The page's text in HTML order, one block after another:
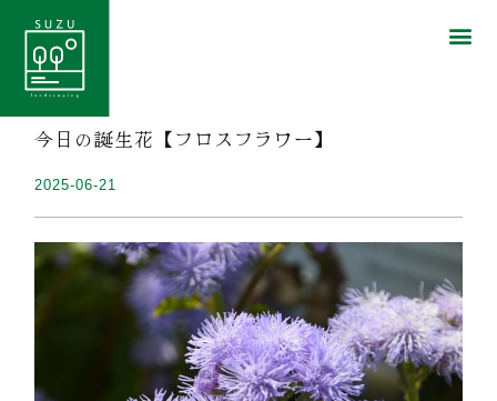
今日の誕生花【フロスフラワー】
2025-06-21